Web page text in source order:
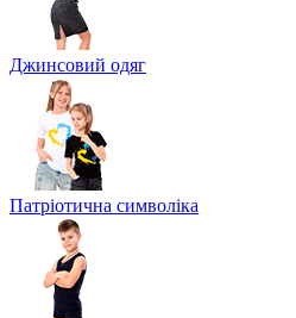
Джинсовий одяг
Патріотична символіка